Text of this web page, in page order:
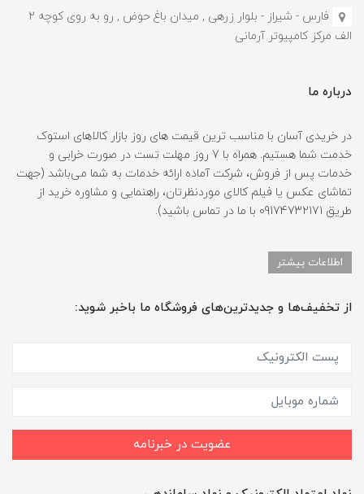
فارس - شیراز - بلوار زرهی , میدان باغ حوض , رو به روی کوچه 2
الف مرکز کامپیوتر آرمانی
درباره ما
در خریدی آسان با مناسب ترین قیمت های روز بازار کالاهای استوک
خدمت شما هستیم. همراه با 7 روز مهلت تست در صورت خرابی و
خدمات پس از فروش، شرکت آماده ارائه خدمات به شما می‌باشد (جهت
تماشای عکس یا فیلم کالای موردنظرتان، راهنمایی و مشاوره خرید از
طریق 09174732171 با ما در تماس باشید).
اطلاعات بیشتر
از تخفیف‌ها و جدیدترین‌های فروشگاه ما باخبر شوید:
عضویت در خبرنامه